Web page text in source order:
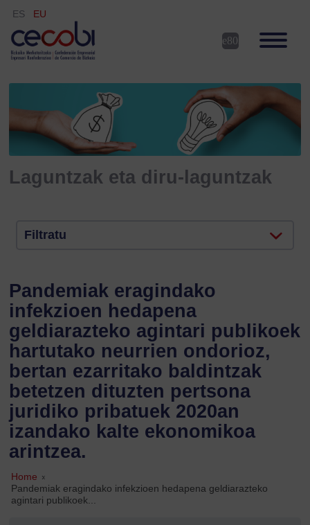
ES EU
Laguntzak eta diru-laguntzak
Filtratu
Pandemiak eragindako
infekzioen hedapena
geldiarazteko agintari publikoek
hartutako neurrien ondorioz,
bertan ezarritako baldintzak
betetzen dituzten pertsona
juridiko pribatuek 2020an
izandako kalte ekonomikoa
arintzea.
Home »
Pandemiak eragindako infekzioen hedapena geldiarazteko
agintari publikoek...